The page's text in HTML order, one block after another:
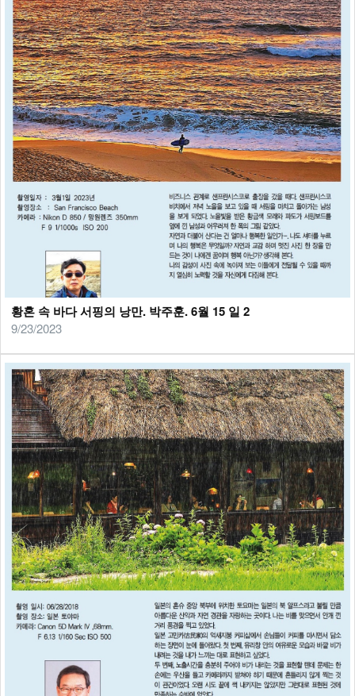
황혼 속 바다 서핑의 낭만. 박주훈. 6월 15 일 2
9/23/2023